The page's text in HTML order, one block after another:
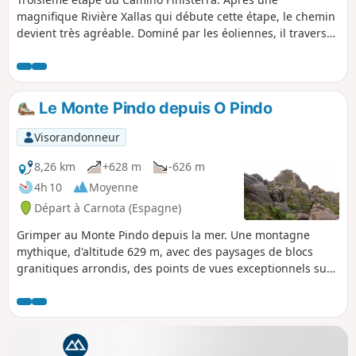
magnifique Rivière Xallas qui débute cette étape, le chemin
devient très agréable. Dominé par les éoliennes, il traverse
d’eucalyptus tantôt de pins. Avant d’atteindre la Ria de
Corcubión, la route vous conduit par les alentours du
sanctuaire de Notre-Dame des Neiges et par le Col d’O
Cruceiro da Armada.
Le Monte Pindo depuis O Pindo
Visorandonneur
8,26 km
+628 m
-626 m
4h 10
Moyenne
Départ à Carnota (Espagne)
Grimper au Monte Pindo depuis la mer. Une montagne
mythique, d'altitude 629 m, avec des paysages de blocs
granitiques arrondis, des points de vues exceptionnels sur
Ezaro, plage de Carnota, à la Punta de Caldebarcos mais
aussi les crêtes et les alignements d'éoliennes.